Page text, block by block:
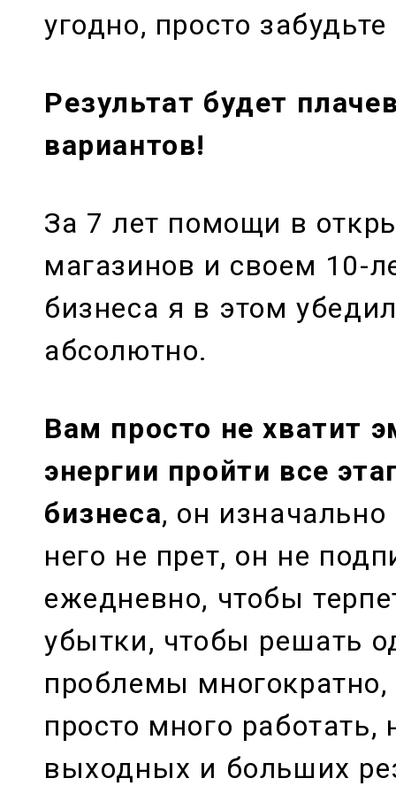
угодно, просто
Результат будет
вариантов!
За 7 лет помощи в
магазинов и своем 10-
бизнеса я в этом
абсолютно.
Вам просто не хватит
энергии пройти все
бизнеса, он
него не прет, он не
ежедневно, чтобы
убытки, чтобы решать
проблемы
просто много работать,
выходных и больших